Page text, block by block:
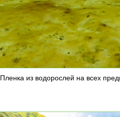
Пленка из водорослей на всех